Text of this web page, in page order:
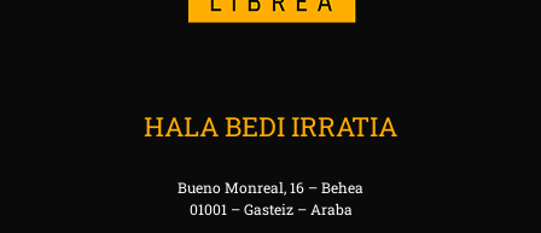
HALA BEDI IRRATIA
Bueno Monreal, 16 – Behea
01001 – Gasteiz – Araba